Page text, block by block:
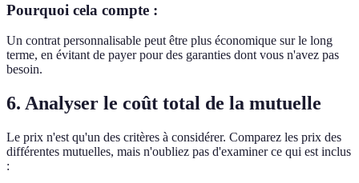
Pourquoi cela compte :
Un contrat personnalisable peut être plus économique sur le long
terme, en évitant de payer pour des garanties dont vous n'avez pas
besoin.
6. Analyser le coût total de la mutuelle
Le prix n'est qu'un des critères à considérer. Comparez les prix des
différentes mutuelles, mais n'oubliez pas d'examiner ce qui est inclus
: